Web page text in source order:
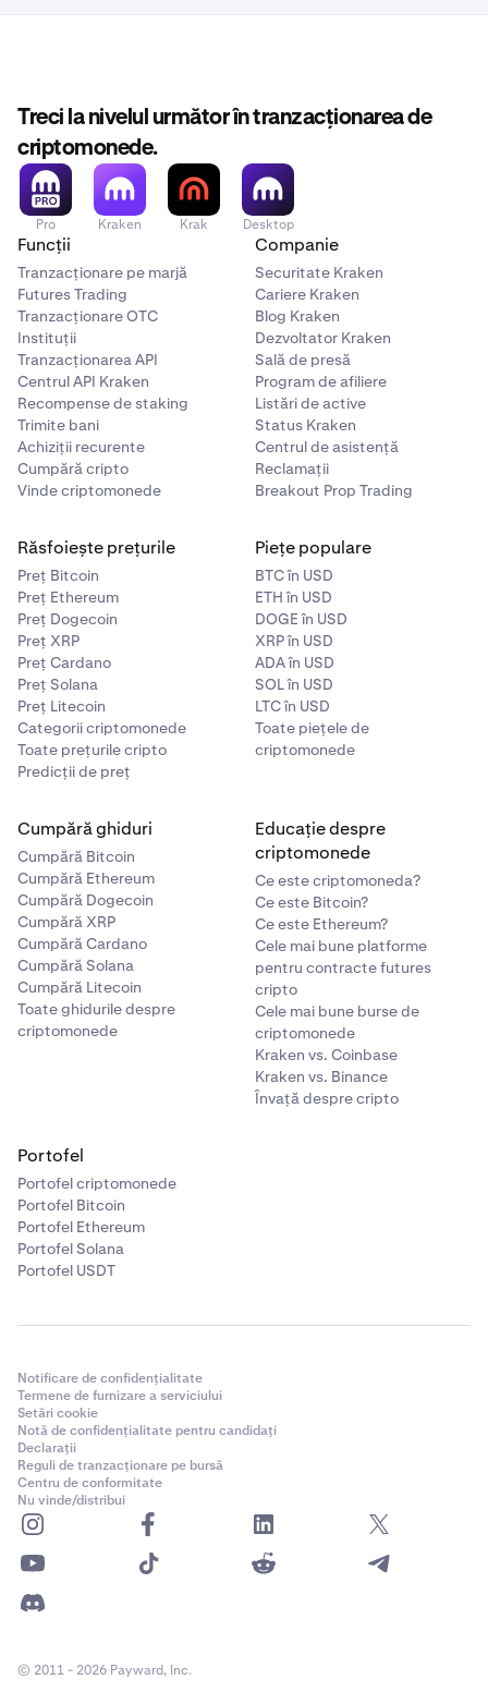
Treci la nivelul următor în tranzacționarea de
criptomonede.
Pro Kraken Krak Desktop
Funcții
Tranzacționare pe marjă
Futures Trading
Tranzacționare OTC
Instituții
Tranzacționarea API
Centrul API Kraken
Recompense de staking
Trimite bani
Achiziții recurente
Cumpără cripto
Vinde criptomonede
Companie
Securitate Kraken
Cariere Kraken
Blog Kraken
Dezvoltator Kraken
Sală de presă
Program de afiliere
Listări de active
Status Kraken
Centrul de asistență
Reclamații
Breakout Prop Trading
Răsfoiește prețurile
Preț Bitcoin
Preț Ethereum
Preț Dogecoin
Preț XRP
Preț Cardano
Preț Solana
Preț Litecoin
Categorii criptomonede
Toate prețurile cripto
Predicții de preț
Piețe populare
BTC în USD
ETH în USD
DOGE în USD
XRP în USD
ADA în USD
SOL în USD
LTC în USD
Toate piețele de
criptomonede
Cumpără ghiduri
Cumpără Bitcoin
Cumpără Ethereum
Cumpără Dogecoin
Cumpără XRP
Cumpără Cardano
Cumpără Solana
Cumpără Litecoin
Toate ghidurile despre
criptomonede
Educație despre
criptomonede
Ce este criptomoneda?
Ce este Bitcoin?
Ce este Ethereum?
Cele mai bune platforme
pentru contracte futures
cripto
Cele mai bune burse de
criptomonede
Kraken vs. Coinbase
Kraken vs. Binance
Învață despre cripto
Portofel
Portofel criptomonede
Portofel Bitcoin
Portofel Ethereum
Portofel Solana
Portofel USDT
Notificare de confidențialitate
Termene de furnizare a serviciului
Setări cookie
Notă de confidențialitate pentru candidați
Declarații
Reguli de tranzacționare pe bursă
Centru de conformitate
Nu vinde/distribui
© 2011 - 2026 Payward, Inc.